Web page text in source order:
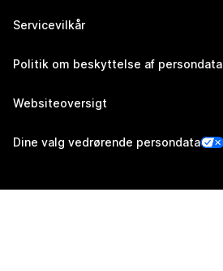
Servicevilkår
Politik om beskyttelse af persondata
Websiteoversigt
Dine valg vedrørende persondata